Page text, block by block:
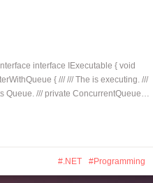
interface IExecutable { void
{ /// /// The is executing. ///
Queue. /// private ConcurrentQueue…
.NET Programming